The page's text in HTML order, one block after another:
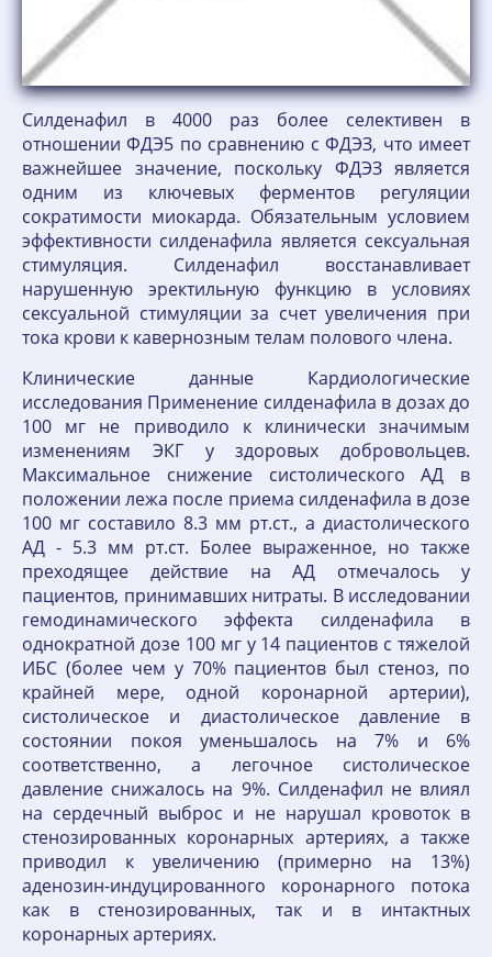
Силденафил в 4000 раз более селективен в
отношении ФДЭ5 по сравнению с ФДЭЗ, что имеет
важнейшее значение, поскольку ФДЭЗ является
одним из ключевых ферментов регуляции
сократимости миокарда. Обязательным условием
эффективности силденафила является сексуальная
стимуляция. Силденафил восстанавливает
нарушенную эректильную функцию в условиях
сексуальной стимуляции за счет увеличения при
тока крови к кавернозным телам полового члена.
Клинические данные Кардиологические
исследования Применение силденафила в дозах до
100 мг не приводило к клинически значимым
изменениям ЭКГ у здоровых добровольцев.
Максимальное снижение систолического АД в
положении лежа после приема силденафила в дозе
100 мг составило 8.3 мм рт.ст., а диастолического
АД - 5.3 мм рт.ст. Более выраженное, но также
преходящее действие на АД отмечалось у
пациентов, принимавших нитраты. В исследовании
гемодинамического эффекта силденафила в
однократной дозе 100 мг у 14 пациентов с тяжелой
ИБС (более чем у 70% пациентов был стеноз, по
крайней мере, одной коронарной артерии),
систолическое и диастолическое давление в
состоянии покоя уменьшалось на 7% и 6%
соответственно, а легочное систолическое
давление снижалось на 9%. Силденафил не влиял
на сердечный выброс и не нарушал кровоток в
стенозированных коронарных артериях, а также
приводил к увеличению (примерно на 13%)
аденозин-индуцированного коронарного потока
как в стенозированных, так и в интактных
коронарных артериях.